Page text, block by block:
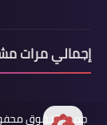
إجمالي مرات
جميع الحقوق